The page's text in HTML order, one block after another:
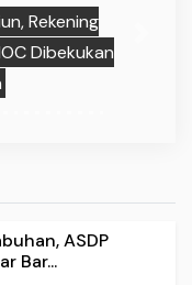
Rekening
Dibekukan
ASDP
Bar...